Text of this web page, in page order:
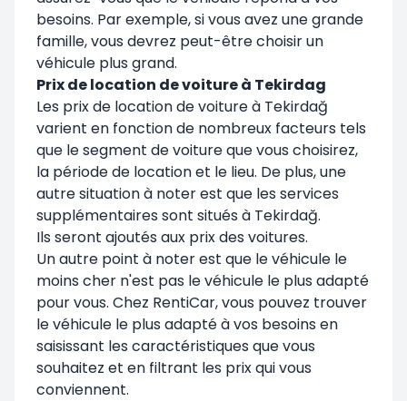
besoins. Par exemple, si vous avez une grande
famille, vous devrez peut-être choisir un
véhicule plus grand.
Prix de location de voiture à Tekirdag
Les prix de location de voiture à Tekirdağ
varient en fonction de nombreux facteurs tels
que le segment de voiture que vous choisirez,
la période de location et le lieu. De plus, une
autre situation à noter est que les services
supplémentaires sont situés à Tekirdağ.
Ils seront ajoutés aux prix des voitures.
Un autre point à noter est que le véhicule le
moins cher n'est pas le véhicule le plus adapté
pour vous. Chez RentiCar, vous pouvez trouver
le véhicule le plus adapté à vos besoins en
saisissant les caractéristiques que vous
souhaitez et en filtrant les prix qui vous
conviennent.